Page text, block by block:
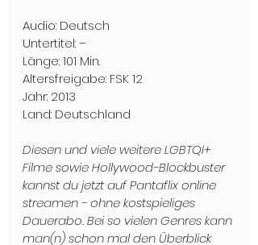
Audio: Deutsch
Untertitel: –
Länge: 101 Min.
Altersfreigabe: FSK 12
Jahr: 2013
Land: Deutschland
Diesen und viele weitere LGBTQI+
Filme sowie Hollywood-Blockbuster
kannst du jetzt auf Pantaflix online
streamen - ohne kostspieliges
Dauerabo. Bei so vielen Genres kann
man(n) schon mal den Überblick